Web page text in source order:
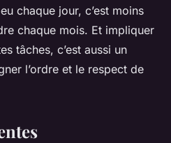
chaque jour, c’est moins
chaque mois. Et impliquer
tâches, c’est aussi un
l’ordre et le respect de